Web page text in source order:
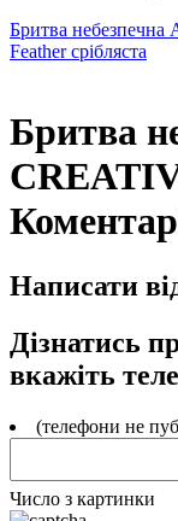
Бритва
Feather срібляста
Бритва
Написати
Дізнатись
вкажіть
(телефони не
Число з картинки